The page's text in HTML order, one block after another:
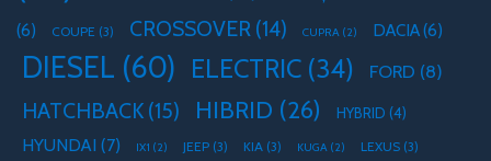
(6)
COUPE (3) CROSSOVER (14) CUPRA (2) DACIA(6)
DIESEL (60) ELECTRIC (34) FORD (8)
HATCHBACK (15) HIBRID (26) HYBRID (4)
HYUNDAI (7) IX1 (2) JEEP (3) KIA (3) KUGA (2) LEXUS (3)